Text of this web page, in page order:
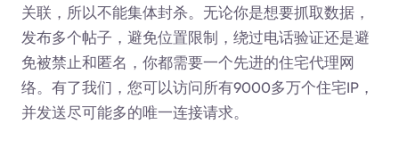
关联，所以不能集体封杀。无论你是想要抓取数据，
发布多个帖子，避免位置限制，绕过电话验证还是避
免被禁止和匿名，你都需要一个先进的住宅代理网
络。有了我们，您可以访问所有9000多万个住宅IP，
并发送尽可能多的唯一连接请求。